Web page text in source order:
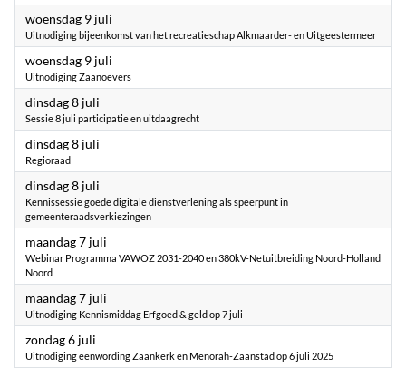
woensdag 9 juli
Uitnodiging bijeenkomst van het recreatieschap Alkmaarder- en Uitgeestermeer
woensdag 9 juli
Uitnodiging Zaanoevers
dinsdag 8 juli
Sessie 8 juli participatie en uitdaagrecht
dinsdag 8 juli
Regioraad
dinsdag 8 juli
Kennissessie goede digitale dienstverlening als speerpunt in
gemeenteraadsverkiezingen
maandag 7 juli
Webinar Programma VAWOZ 2031-2040 en 380kV-Netuitbreiding Noord-Holland
Noord
maandag 7 juli
Uitnodiging Kennismiddag Erfgoed & geld op 7 juli
zondag 6 juli
Uitnodiging eenwording Zaankerk en Menorah-Zaanstad op 6 juli 2025